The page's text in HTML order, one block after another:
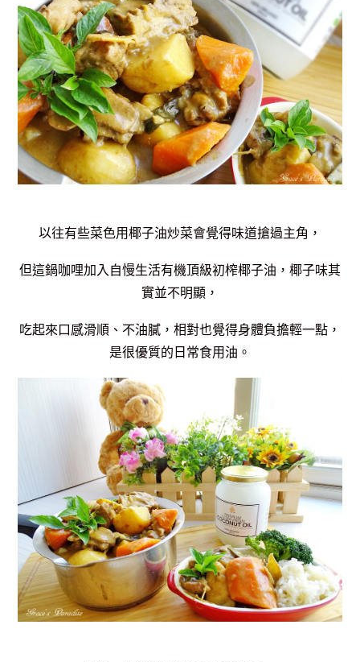
以往有些菜色用椰子油炒菜會覺得味道搶過主角，
但這鍋咖哩加入自慢生活有機頂級初榨椰子油，椰子味其
實並不明顯，
吃起來口感滑順、不油膩，相對也覺得身體負擔輕一點，
是很優質的日常食用油。